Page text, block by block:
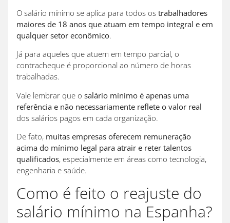
O salário mínimo se aplica para todos os trabalhadores
maiores de 18 anos que atuam em tempo integral e em
qualquer setor econômico.
Já para aqueles que atuem em tempo parcial, o
contracheque é proporcional ao número de horas
trabalhadas.
Vale lembrar que o salário mínimo é apenas uma
referência e não necessariamente reflete o valor real
dos salários pagos em cada organização.
De fato, muitas empresas oferecem remuneração
acima do mínimo legal para atrair e reter talentos
qualificados, especialmente em áreas como tecnologia,
engenharia e saúde.
Como é feito o reajuste do
salário mínimo na Espanha?